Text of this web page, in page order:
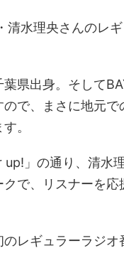
清水理央さんのレ
県出身。そして
で、まさに地元で
。
」の通り、清水
で、リスナーを応
レギュラーラジオ